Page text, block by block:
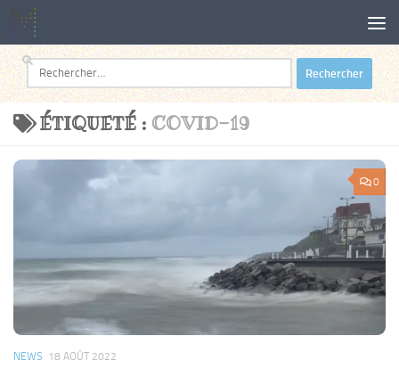
Au dessous du contenu
Rechercher :
ÉTIQUETÉ : COVID-19
0
NEWS 18 AOÛT 2022